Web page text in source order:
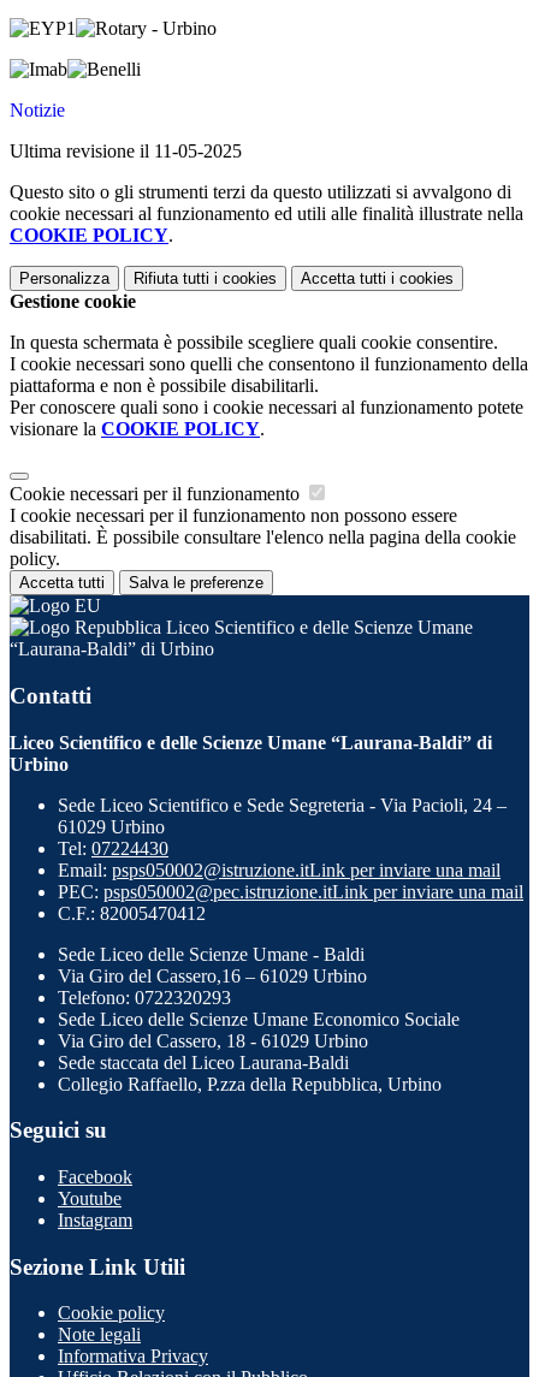
Notizie
Ultima revisione il 11-05-2025
Questo sito o gli strumenti terzi da questo utilizzati si avvalgono di
cookie necessari al funzionamento ed utili alle finalità illustrate nella
COOKIE POLICY.
Personalizza Rifiuta tutti i cookies Accetta tutti i cookies
Gestione cookie
In questa schermata è possibile scegliere quali cookie consentire.
I cookie necessari sono quelli che consentono il funzionamento della
piattaforma e non è possibile disabilitarli.
Per conoscere quali sono i cookie necessari al funzionamento potete
visionare la COOKIE POLICY.
Cookie necessari per il funzionamento
I cookie necessari per il funzionamento non possono essere
disabilitati. È possibile consultare l'elenco nella pagina della cookie
policy.
Accetta tutti Salva le preferenze
Liceo Scientifico e delle Scienze Umane
“Laurana-Baldi” di Urbino
Contatti
Liceo Scientifico e delle Scienze Umane “Laurana-Baldi” di
Urbino
Sede Liceo Scientifico e Sede Segreteria - Via Pacioli, 24 –
61029 Urbino
Tel: 07224430
Email: psps050002@istruzione.itLink per inviare una mail
PEC: psps050002@pec.istruzione.itLink per inviare una mail
C.F.: 82005470412
Sede Liceo delle Scienze Umane - Baldi
Via Giro del Cassero,16 – 61029 Urbino
Telefono: 0722320293
Sede Liceo delle Scienze Umane Economico Sociale
Via Giro del Cassero, 18 - 61029 Urbino
Sede staccata del Liceo Laurana-Baldi
Collegio Raffaello, P.zza della Repubblica, Urbino
Seguici su
Facebook
Youtube
Instagram
Sezione Link Utili
Cookie policy
Note legali
Informativa Privacy